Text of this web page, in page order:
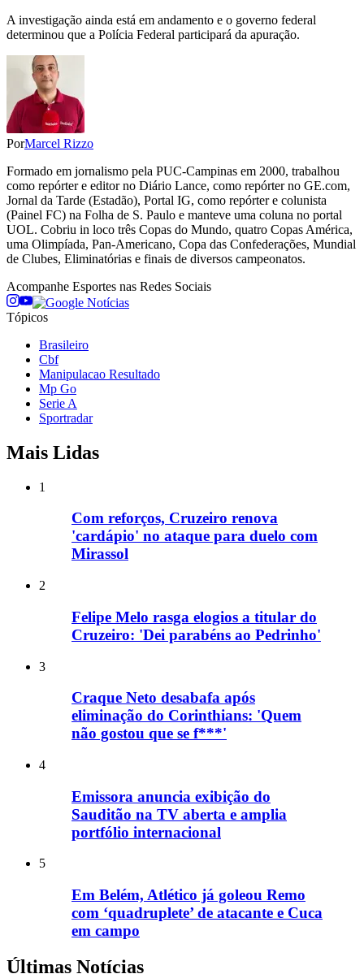
A investigação ainda está em andamento e o governo federal
determinou que a Polícia Federal participará da apuração.
PorMarcel Rizzo
Formado em jornalismo pela PUC-Campinas em 2000, trabalhou
como repórter e editor no Diário Lance, como repórter no GE.com,
Jornal da Tarde (Estadão), Portal IG, como repórter e colunista
(Painel FC) na Folha de S. Paulo e manteve uma coluna no portal
UOL. Cobriu in loco três Copas do Mundo, quatro Copas América,
uma Olimpíada, Pan-Americano, Copa das Confederações, Mundial
de Clubes, Eliminatórias e finais de diversos campeonatos.
Acompanhe Esportes nas Redes Sociais
Tópicos
Brasileiro
Cbf
Manipulacao Resultado
Mp Go
Serie A
Sportradar
Mais Lidas
1
Com reforços, Cruzeiro renova
'cardápio' no ataque para duelo com
Mirassol
2
Felipe Melo rasga elogios a titular do
Cruzeiro: 'Dei parabéns ao Pedrinho'
3
Craque Neto desabafa após
eliminação do Corinthians: 'Quem
não gostou que se f***'
4
Emissora anuncia exibição do
Sauditão na TV aberta e amplia
portfólio internacional
5
Em Belém, Atlético já goleou Remo
com ‘quadruplete’ de atacante e Cuca
em campo
Últimas Notícias